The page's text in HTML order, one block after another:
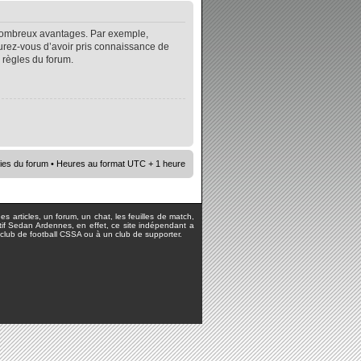
avantages. Par exemple,
vous d’avoir pris connaissance de
du forum.
du forum • Heures au format UTC + 1 heure
articles, un forum, un chat, les feuilles de match,
Sedan Ardennes, en effet, ce site indépendant a
de football CSSA ou à un club de supporter.